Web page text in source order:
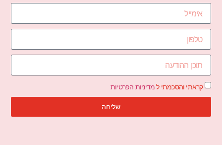
קראתי והסכמתי למדיניות הפרטיות
שליחה